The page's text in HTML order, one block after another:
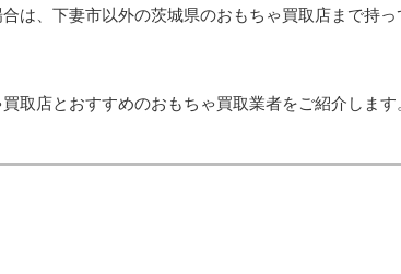
は、下妻市以外の茨城県のおもちゃ買取店まで持
取店とおすすめのおもちゃ買取業者をご紹介します